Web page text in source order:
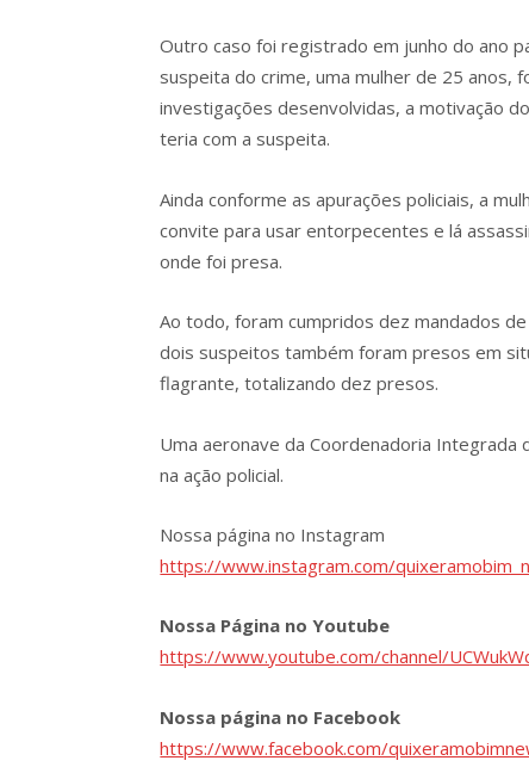
Outro caso foi registrado em junho do ano
suspeita do crime, uma mulher de 25 anos,
investigações desenvolvidas, a motivação
teria com a suspeita.
Ainda conforme as apurações policiais, a
convite para usar entorpecentes e lá
onde foi presa.
Ao todo, foram cumpridos dez mandados
dois suspeitos também foram presos em
flagrante, totalizando dez presos.
Uma aeronave da Coordenadoria Integrada
na ação policial.
Nossa página no Instagram
https://www.instagram.com/
Nossa Página no Youtube
https://www.youtube.com/channel/
Nossa página no Facebook
https://www.facebook.com/